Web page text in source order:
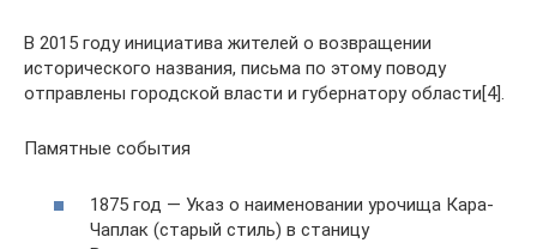
В 2015 году инициатива жителей о возвращении
исторического названия, письма по этому поводу
отправлены городской власти и губернатору области[4].
Памятные события
1875 год — Указ о наименовании урочища Кара-
Чаплак (старый стиль) в станицу